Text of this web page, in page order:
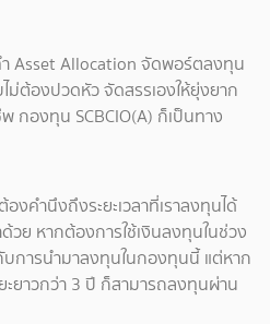
ำ Asset Allocation จัดพอร์ตลงทุน
ต้องปวดหัว จัดสรรเองให้ยุ่งยาก
กองทุน SCBCIO(A) ก็เป็นทาง
คำนึงถึงระยะเวลาที่เราลงทุนได้
วย หากต้องการใช้เงินลงทุนในช่วง
กับการนำมาลงทุนในกองทุนนี้ แต่หาก
ะยาวกว่า 3 ปี ก็สามารถลงทุนผ่าน